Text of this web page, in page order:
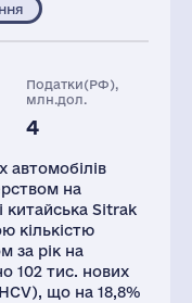
Податки(РФ),
млн.дол.
4
автомобілів
на
китайська Sitrak
кількістю
за рік на
102 тис. нових
що на 18,8%